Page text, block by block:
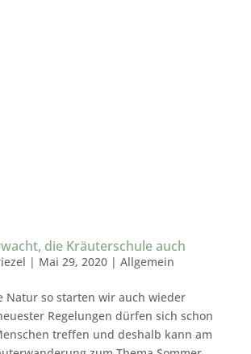
die Kräuterschule auch
| Mai 29, 2020| Allgemein
Natur so starten wir auch wieder
Regelungen dürfen sich schon
treffen und deshalb kann am